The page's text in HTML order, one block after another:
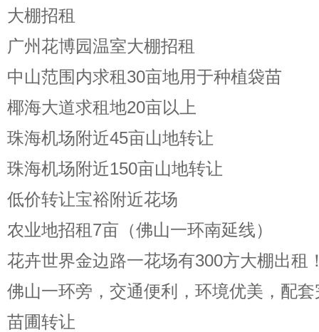
大棚招租
广州花博园温室大棚招租
中山范围内求租30亩地用于种植袋苗
椰海大道求租地20亩以上
珠海机场附近45亩山地转让
珠海机场附近150亩山地转让
低价转让宝裕附近花场
农业地招租7亩（佛山一环南延线）
花卉世界金边路一花场有300方大棚出租
佛山一环旁，交通便利，环境优美，配
苗圃转让